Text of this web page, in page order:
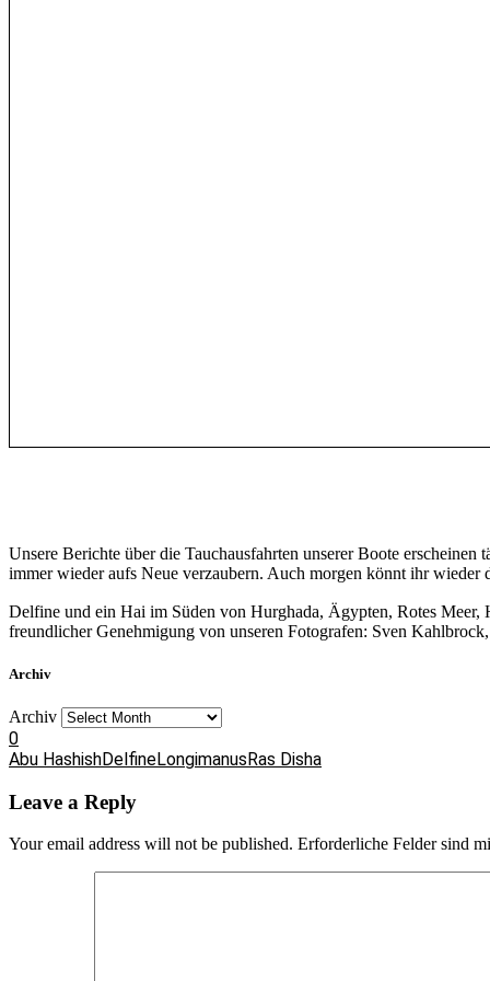
Unsere Berichte über die Tauchausfahrten unserer Boote
immer wieder aufs Neue verzaubern. Auch morgen könnt ihr wieder
Delfine und ein Hai im Süden von Hurghada, Ägypten, Rotes Meer,
freundlicher Genehmigung von unseren Fotografen: Sven
Archiv
Archiv
0
Abu HashishDelfineLongimanusRas Disha
Leave a Reply
Your email address will not be published. Erforderliche Felder sind